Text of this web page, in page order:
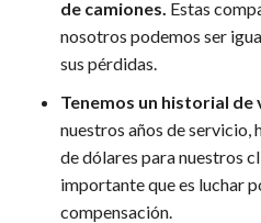
de camiones. Estas
nosotros podemos ser
sus pérdidas.
Tenemos un historial de
nuestros años de servicio,
de dólares para nuestros
importante que es luchar
compensación.